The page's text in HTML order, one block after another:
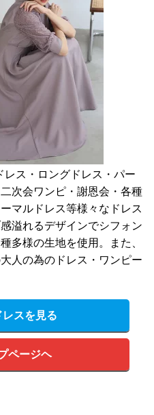
レス・ロングドレス・パー
次会ワンピ・謝恩会・各種
マルドレス等様々なドレス
溢れるデザインでシフォン
多様の生地を使用。また、
人の為のドレス・ワンピー
レスを見る
ページヘ